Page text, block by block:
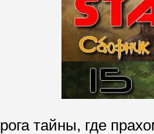
тайны, где